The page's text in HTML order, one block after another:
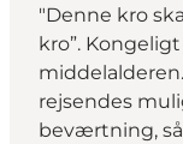
"Denne kro
kro”.
rejsendes
beværtning,